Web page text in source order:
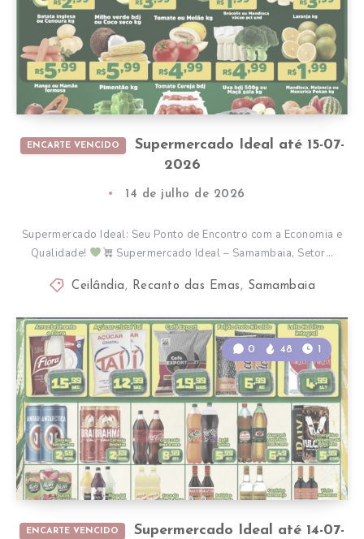
ENCARTE VENCIDO
Supermercado Ideal até 15-07-
2026
14 de julho de 2026
Supermercado Ideal: Seu Ponto de Encontro com a Economia e
Qualidade!
Supermercado Ideal – Samambaia, Setor…
Ceilândia , Recanto das Emas , Samambaia
ENCARTE VENCIDO
Supermercado Ideal até 14-07-
0 48 1